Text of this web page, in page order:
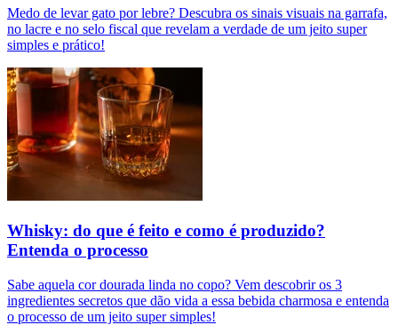
Medo de levar gato por lebre? Descubra os sinais visuais na garrafa,
no lacre e no selo fiscal que revelam a verdade de um jeito super
simples e prático!
Whisky: do que é feito e como é produzido?
Entenda o processo
Sabe aquela cor dourada linda no copo? Vem descobrir os 3
ingredientes secretos que dão vida a essa bebida charmosa e entenda
o processo de um jeito super simples!